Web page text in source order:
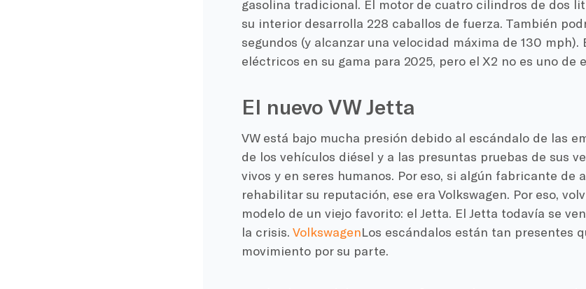
gasolina tradicional. El motor de cuatro cilindros de dos
su interior desarrolla 228 caballos de fuerza. También
segundos (y alcanzar una velocidad máxima de 130 mph).
eléctricos en su gama para 2025, pero el X2 no es uno de
El nuevo VW Jetta
VW está bajo mucha presión debido al escándalo de las
de los vehículos diésel y a las presuntas pruebas de sus
vivos y en seres humanos. Por eso, si algún fabricante de
rehabilitar su reputación, ese era Volkswagen. Por eso,
modelo de un viejo favorito: el Jetta. El Jetta todavía se
la crisis. VolkswagenLos escándalos están tan presentes
movimiento por su parte.